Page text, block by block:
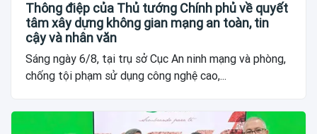
Thông điệp của Thủ tướng Chính phủ về quyết
tâm xây dựng không gian mạng an toàn, tin
cậy và nhân văn
Sáng ngày 6/8, tại trụ sở Cục An ninh mạng và phòng,
chống tội phạm sử dụng công nghệ cao,...